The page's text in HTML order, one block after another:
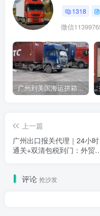
1318
广州到美国海运拼箱多少钱？2024年最新运费构成+隐藏费用避坑指南
上一篇
广州出口报关代理｜24小时
通关+双清包税到门：外贸
评论 抢沙发